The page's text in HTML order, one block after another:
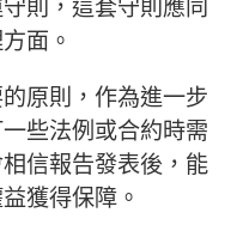
則，這套守則應同
面。
原則，作為進一步
些法例或合約時需
信報告發表後，能
獲得保障。